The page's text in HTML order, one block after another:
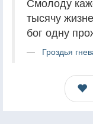
тысячу
бог одну
Гроздья